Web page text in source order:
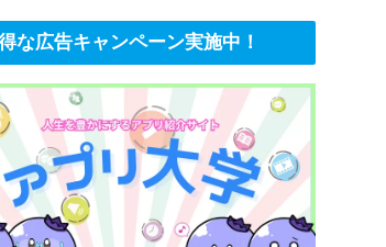
な広告キャンペーン実施中！